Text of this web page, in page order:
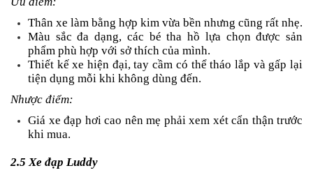
Thân xe làm bằng hợp kim vừa bền nhưng cũng rất nhẹ.
Màu sắc đa dạng, các bé tha hồ lựa chọn được sản
phẩm phù hợp với sở thích của mình.
Thiết kế xe hiện đại, tay cầm có thể tháo lắp và gấp lại
tiện dụng mỗi khi không dùng đến.
Nhược điểm:
Giá xe đạp hơi cao nên mẹ phải xem xét cẩn thận trước
khi mua.
2.5 Xe đạp Luddy